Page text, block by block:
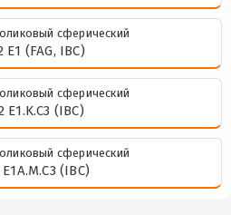
сферический
E1 (FAG, IBC)
сферический
E1.K.C3 (IBC)
сферический
E1A.M.C3 (IBC)